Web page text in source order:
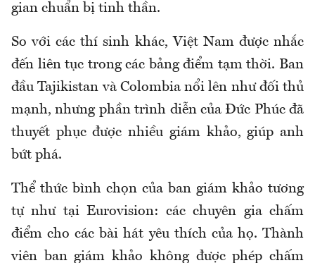
gian chuẩn bị tinh thần.
So với các thí sinh khác, Việt Nam được nhắc
đến liên tục trong các bảng điểm tạm thời. Ban
đầu Tajikistan và Colombia nổi lên như đối thủ
mạnh, nhưng phần trình diễn của Đức Phúc đã
thuyết phục được nhiều giám khảo, giúp anh
bứt phá.
Thể thức bình chọn của ban giám khảo tương
tự như tại Eurovision: các chuyên gia chấm
điểm cho các bài hát yêu thích của họ. Thành
viên ban giám khảo không được phép chấm